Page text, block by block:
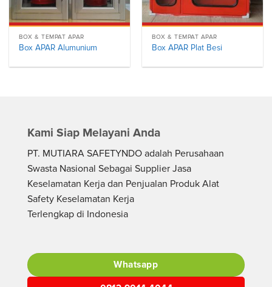
BOX & TEMPAT APAR
Box APAR Alumunium
BOX & TEMPAT APAR
Box APAR Plat Besi
Kami Siap Melayani Anda
PT. MUTIARA SAFETYNDO adalah Perusahaan
Swasta Nasional Sebagai Supplier Jasa
Keselamatan Kerja dan Penjualan Produk Alat
Safety Keselamatan Kerja
Terlengkap di Indonesia
Whatsapp